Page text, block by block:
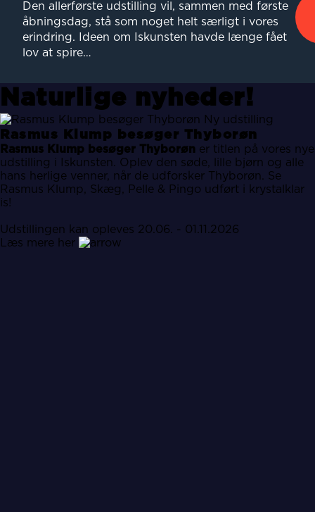
Den allerførste udstilling vil, sammen med første
åbningsdag, stå som noget helt særligt i vores
erindring. Ideen om Iskunsten havde længe fået
lov at spire…
Naturlige nyheder!
Ny udstilling
Rasmus Klump besøger Thyborøn
Rasmus Klump besøger Thyborøn er titlen på vores nye
udstilling i Iskunsten. Oplev den søde, lille bjørn og alle
hans herlige venner, når de udforsker Thyborøn. Se
Rasmus Klump, Skæg, Pelle & Pingo udført i krystalklar
is!
Udstillingen kan opleves 20.06. - 01.11.2026
Læs mere her